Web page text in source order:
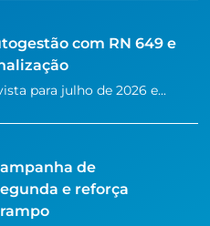
com RN 649 e
para julho de 2026 e...
de
e reforça